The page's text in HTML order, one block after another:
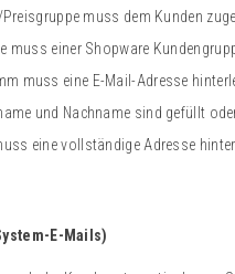
muss dem Kunden
muss einer Shopware
muss eine E-Mail-Adresse
und Nachname sind gefüllt
eine vollständige Adresse
E-Mails)